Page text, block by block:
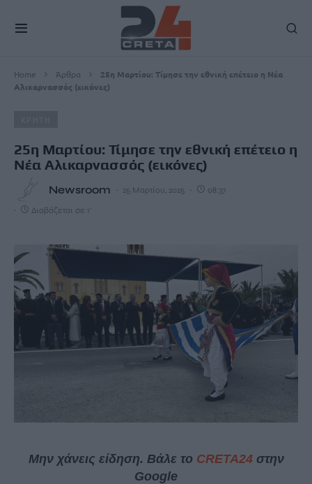
Home Άρθρα
25η Μαρτίου: Τίμησε την εθνική επέτειο η Νέα
Αλικαρνασσός (εικόνες)
25η Μαρτίου: Τίμησε την εθνική επέτειο η
Νέα Αλικαρνασσός (εικόνες)
Newsroom 25 Μαρτίου, 2025 08:37
Διαβάζεται σε 1'
Μην χάνεις είδηση. Βάλε το CRETA24στην
Google